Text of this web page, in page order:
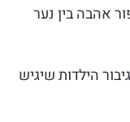
אהבה בין נער
חיכיתי ל-8 בערב לגיבור הילדות שיגיש